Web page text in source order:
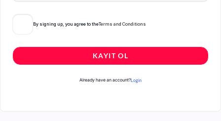
By signing up, you agree to theTerms and Conditions
KAYIT OL
Already have an account?Login